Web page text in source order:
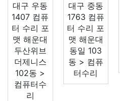
대구 우동
1407 컴퓨
터 수리 포
맷 해운대
두산위브
더제니스
102동 >
컴퓨터수
리
대구 중동
1763 컴퓨
터 수리 포
맷 해운대
동일 103
동 > 컴퓨
터수리